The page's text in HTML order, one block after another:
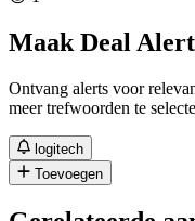
Maak Deal
Ontvang alerts voor
meer trefwoorden te
logitech
Toevoegen